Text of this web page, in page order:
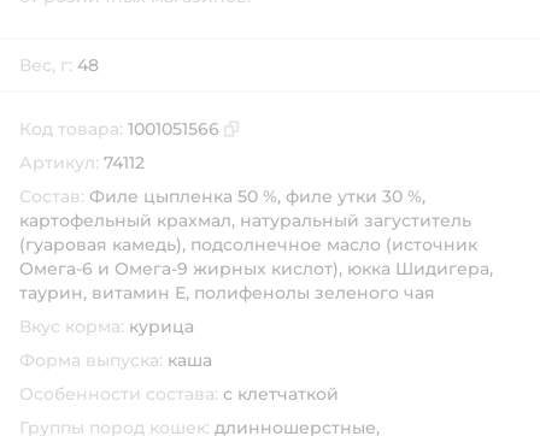
Вес, г: 48
Код товара: 1001051566
Артикул: 74112
Состав: Филе цыпленка 50 %, филе утки 30 %,
картофельный крахмал, натуральный загуститель
(гуаровая камедь), подсолнечное масло (источник
Омега-6 и Омега-9 жирных кислот), юкка Шидигера,
таурин, витамин Е, полифенолы зеленого чая
Вкус корма: курица
Форма выпуска: каша
Особенности состава: с клетчаткой
Группы пород кошек: длинношерстные,